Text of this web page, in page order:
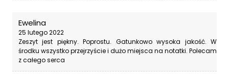
Ewelina
25 lutego 2022
Zeszyt jest piękny. Poprostu. Gatunkowo wysoka jakość. W
środku wszystko przejrzyście i dużo miejsca na notatki. Polecam
z całego serca